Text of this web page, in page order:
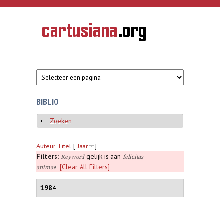
Overslaan en naar de inhoud gaan
CARTUSIANA
Geschiedenis
van de
BIBLIO
Weergeven
Zoeken
Auteur Titel [ Jaar
]
Filters: Keywordgelijk is aan felicitas
animae
[Clear All Filters]
1984